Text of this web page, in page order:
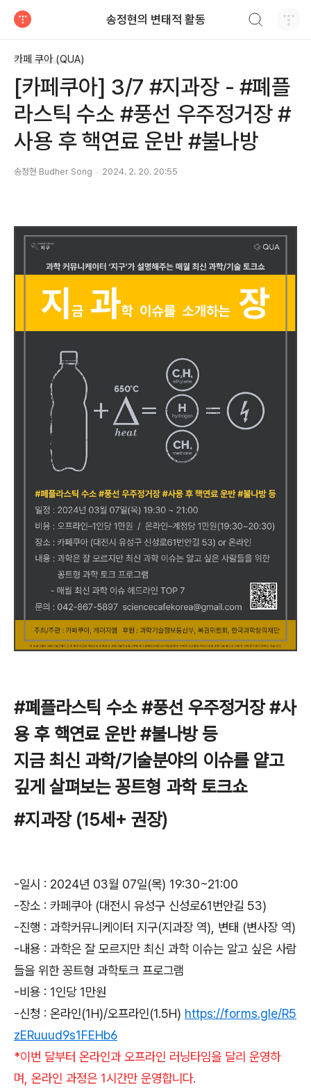
송정현의 변태적 활동
카페 쿠아 (QUA)
[카페쿠아] 3/7 #지과장 - #폐플
라스틱 수소 #풍선 우주정거장 #
사용 후 핵연료 운반 #불나방
송정현 Budher Song 2024. 2. 20. 20:55
#폐플라스틱 수소 #풍선 우주정거장 #사
용 후 핵연료 운반 #불나방 등
지금 최신 과학/기술분야의 이슈를 얕고
깊게 살펴보는 꽁트형 과학 토크쇼
#지과장 (15세+ 권장)
-일시 : 2024년 03월 07일(목) 19:30~21:00
-장소 : 카페쿠아 (대전시 유성구 신성로61번안길 53)
-진행 : 과학커뮤니케이터 지구(지과장 역), 변태 (변사장 역)
-내용 : 과학은 잘 모르지만 최신 과학 이슈는 알고 싶은 사람
들을 위한 꽁트형 과학토크 프로그램
-비용 : 1인당 1만원
-신청 : 온라인(1H)/오프라인(1.5H) https://forms.gle/R5
zERuuud9s1FEHb6
*이번 달부터 온라인과 오프라인 러닝타임을 달리 운영하
며, 온라인 과정은 1시간만 운영합니다.